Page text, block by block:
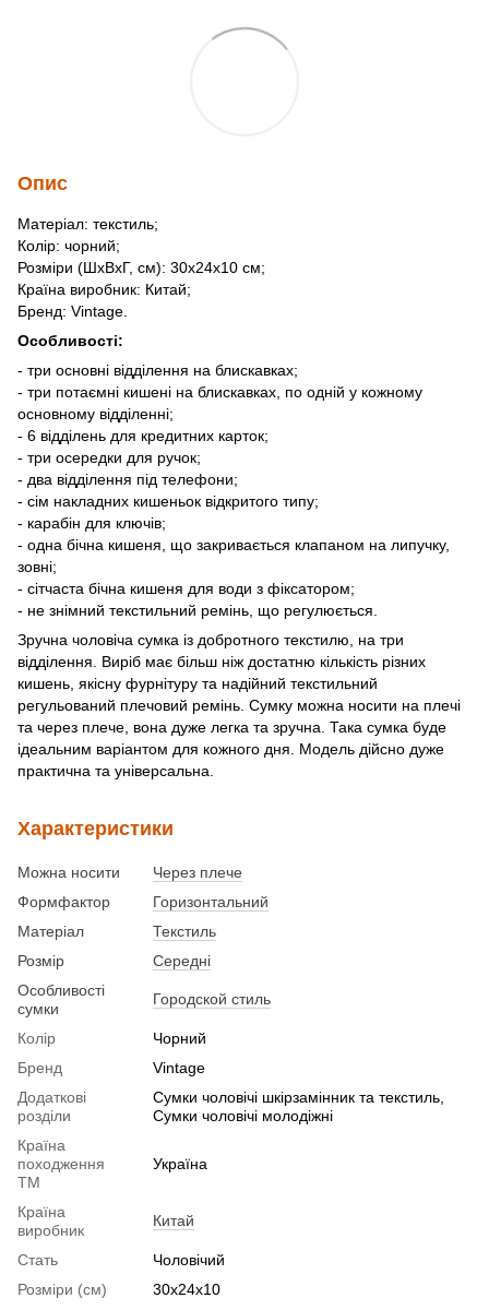
Опис
Матеріал: текстиль;
Колір: чорний;
Розміри (ШхВхГ, см): 30х24х10 см;
Країна виробник: Китай;
Бренд: Vintage.
Особливості:
- три основні відділення на блискавках;
- три потаємні кишені на блискавках, по одній у кожному
основному відділенні;
- 6 відділень для кредитних карток;
- три осередки для ручок;
- два відділення під телефони;
- сім накладних кишеньок відкритого типу;
- карабін для ключів;
- одна бічна кишеня, що закривається клапаном на липучку,
зовні;
- сітчаста бічна кишеня для води з фіксатором;
- не знімний текстильний ремінь, що регулюється.
Зручна чоловіча сумка із добротного текстилю, на три
відділення. Виріб має більш ніж достатню кількість різних
кишень, якісну фурнітуру та надійний текстильний
регульований плечовий ремінь. Сумку можна носити на плечі
та через плече, вона дуже легка та зручна. Така сумка буде
ідеальним варіантом для кожного дня. Модель дійсно дуже
практична та універсальна.
Характеристики
Можна носити
Через плече
Формфактор
Горизонтальний
Матеріал
Текстиль
Розмір
Середні
Особливості
сумки
Городской стиль
Колір
Чорний
Бренд
Vintage
Додаткові
розділи
Сумки чоловічі шкірзамінник та текстиль,
Сумки чоловічі молодіжні
Країна
походження
ТМ
Україна
Країна
виробник
Китай
Стать
Чоловічий
Розміри (см)
30x24x10